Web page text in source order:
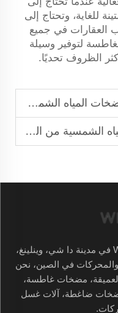
للغاية، وتحتاج إلى
العقارات في جميع
لتوفير وسيلة
الظروف تحديًا.
المياه الشمسية
من التكاليف
تأسست في عام 1982، تقع WETONG في مدينة دا شي، وينلينغ،
في الصين، نحن
مضخات غاطسة،
ضاغطة، آلات غسل